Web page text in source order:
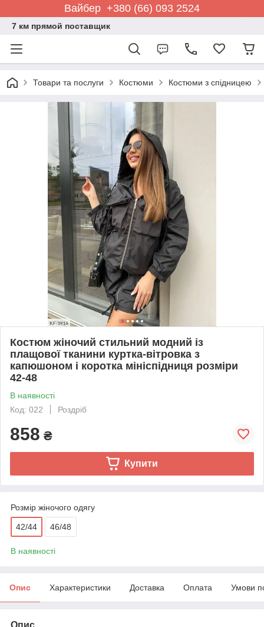
Вайбер +380 (66) 093 2524
7 км прямой поставщик
Товари та послуги Костюми Костюми з спідницею
Костюм жіночий стильний модний із
плащової тканини куртка-вітровка з
капюшоном і коротка мініспідниця розміри
42-48
В наявності
Код: 022
Роздріб
858 ₴
Купити
Розмір жіночого одягу
42/44 46/48
В наявності
Опис Характеристики Доставка Оплата Умови
Опис